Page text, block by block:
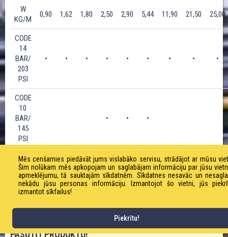
W
KG/M
0,90 1,62 1,80 2,50 2,90 5,44 11,90 21,50 25,00
CODE
14
BAR/
203
PSI
• • • • • • • • •
CODE
10
BAR/
145
PSI
• • •
CODE
10,5
BAR/
152
• • •
PASŪTĪT PRODUKTU!
Mēs cenšamies piedāvāt jums vislabāko servisu, strādājot ar mūsu
Šim nolūkam mēs apkopojam un saglabājam informāciju par jūsu
apmeklējumu, tā sauktajām sīkdatnēm. Sīkdatnes nesavāc un
nekādu jūsu personas informāciju. Izmantojot šo vietni, jūs
izmantot sīkfailus!
Piekrītu!